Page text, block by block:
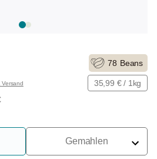
Versand
78 Beans
35,99 € / 1kg
Gemahlen
Für Siebträger